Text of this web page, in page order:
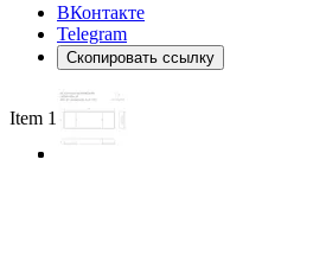
ВКонтакте
Telegram
Скопировать ссылку
Item 1 of 3